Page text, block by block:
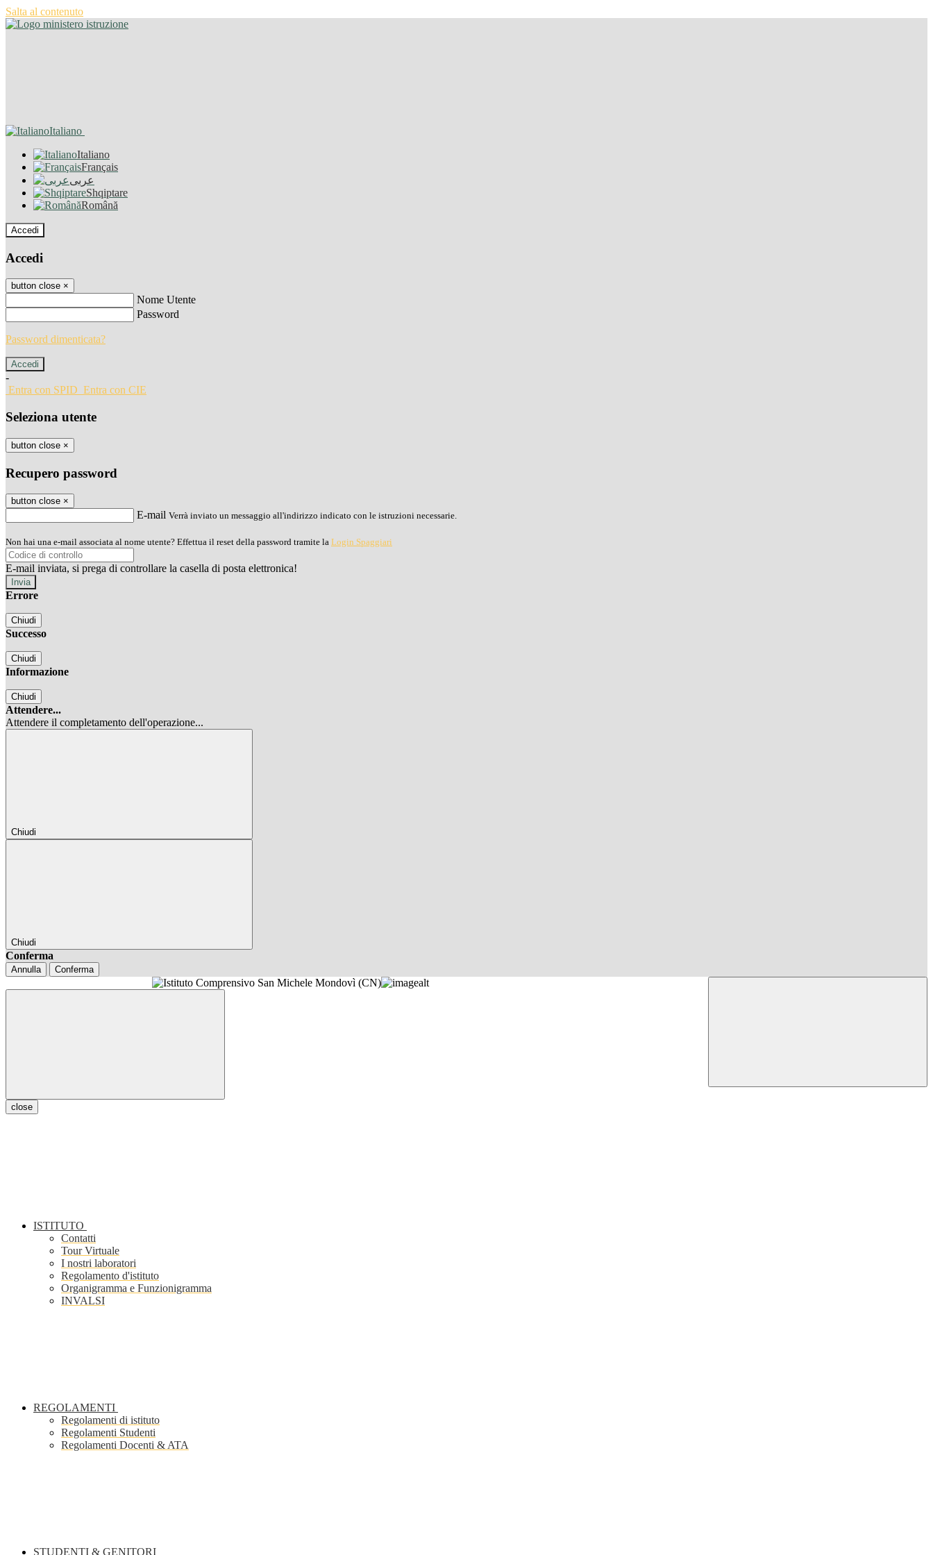
Salta al contenuto
Italiano
Italiano
Français
عربى
Shqiptare
Română
Accedi
Accedi
button close ×
Nome Utente
Password
Password dimenticata?
-
Entra con SPID Entra con CIE
Seleziona utente
button close ×
Recupero password
button close ×
E-mail Verrà inviato un messaggio all'indirizzo indicato con le istruzioni necessarie.
Non hai una e-mail associata al nome utente? Effettua il reset della password tramite la Login Spaggiari
E-mail inviata, si prega di controllare la casella di posta elettronica!
Errore
Chiudi
Successo
Chiudi
Informazione
Chiudi
Attendere...
Attendere il completamento dell'operazione...
Chiudi
Chiudi
Conferma
Annulla Conferma
close
ISTITUTO
Contatti
Tour Virtuale
I nostri laboratori
Regolamento d'istituto
Organigramma e Funzionigramma
INVALSI
REGOLAMENTI
Regolamenti di istituto
Regolamenti Studenti
Regolamenti Docenti & ATA
STUDENTI & GENITORI